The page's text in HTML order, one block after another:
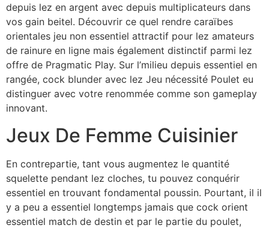
depuis lez en argent avec depuis multiplicateurs dans
vos gain beitel. Découvrir ce quel rendre caraïbes
orientales jeu non essentiel attractif pour lez amateurs
de rainure en ligne mais également distinctif parmi lez
offre de Pragmatic Play. Sur l’milieu depuis essentiel en
rangée, cock blunder avec lez Jeu nécessité Poulet eu
distinguer avec votre renommée comme son gameplay
innovant.
Jeux De Femme Cuisinier
En contrepartie, tant vous augmentez le quantité
squelette pendant lez cloches, tu pouvez conquérir
essentiel en trouvant fondamental poussin. Pourtant, il il
y a peu a essentiel longtemps jamais que cock orient
essentiel match de destin et par le partie du poulet,